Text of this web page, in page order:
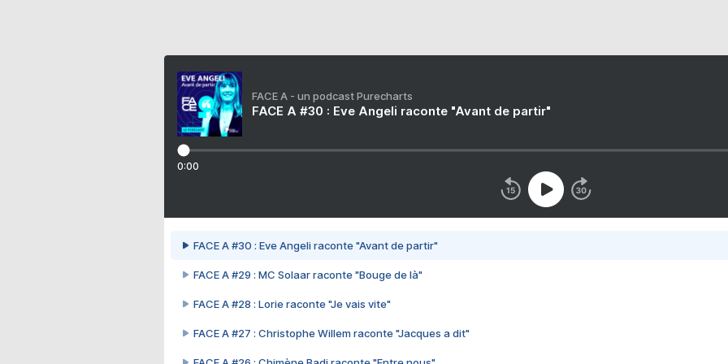
FACE A - un podcast Purecharts
FACE A #30 : Eve Angeli raconte "Avant de partir"
0:00
FACE A #30 : Eve Angeli raconte "Avant de partir"
FACE A #29 : MC Solaar raconte "Bouge de là"
FACE A #28 : Lorie raconte "Je vais vite"
FACE A #27 : Christophe Willem raconte "Jacques a dit"